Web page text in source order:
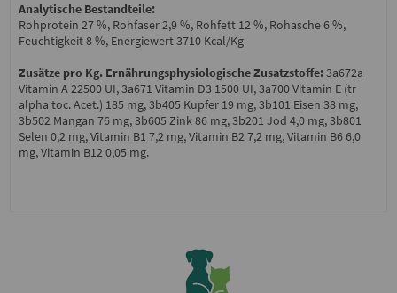
Analytische Bestandteile:
Rohprotein 27 %, Rohfaser 2,9 %, Rohfett 12 %, Rohasche 6 %,
Feuchtigkeit 8 %, Energiewert 3710 Kcal/Kg
Zusätze pro Kg. Ernährungsphysiologische Zusatzstoffe:3a672a
Vitamin A 22500 UI, 3a671 Vitamin D3 1500 UI, 3a700 Vitamin E (tr
alpha toc. Acet.) 185 mg, 3b405 Kupfer 19 mg, 3b101 Eisen 38 mg,
3b502 Mangan 76 mg, 3b605 Zink 86 mg, 3b201 Jod 4,0 mg, 3b801
Selen 0,2 mg, Vitamin B1 7,2 mg, Vitamin B2 7,2 mg, Vitamin B6 6,0
mg, Vitamin B12 0,05 mg.